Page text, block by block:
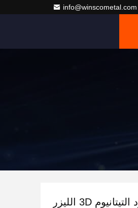
info@winscometal.com
AISI 201304316 CD تلميع أسود التيتانيوم 3D الليزر